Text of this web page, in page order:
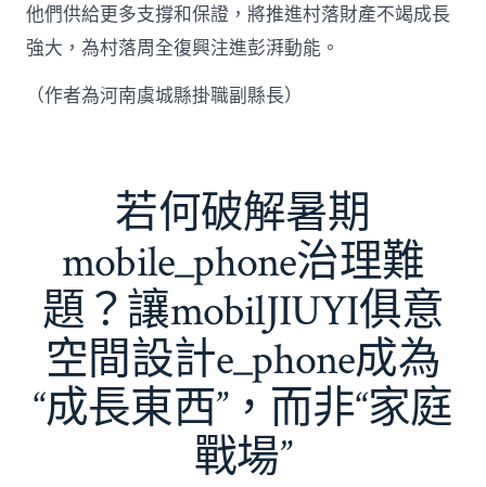
他們供給更多支撐和保證，將推進村落財產不竭成長
強大，為村落周全復興注進彭湃動能。
（作者為河南虞城縣掛職副縣長）
若何破解暑期
mobile_phone治理難
題？讓mobilJIUYI俱意
空間設計e_phone成為
“成長東西”，而非“家庭
戰場”